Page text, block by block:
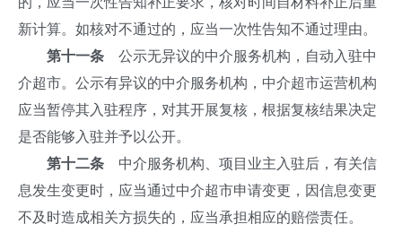
新计算。如核对不通过的，应当一次性告知不通过理由。
第十一条 公示无异议的中介服务机构，自动入驻中
介超市。公示有异议的中介服务机构，中介超市运营机构
应当暂停其入驻程序，对其开展复核，根据复核结果决定
是否能够入驻并予以公开。
第十二条 中介服务机构、项目业主入驻后，有关信
息发生变更时，应当通过中介超市申请变更，因信息变更
不及时造成相关方损失的，应当承担相应的赔偿责任。